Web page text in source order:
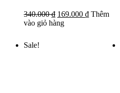
340.000₫ 169.000 ₫ Thêm
vào giỏ hàng
Sale!